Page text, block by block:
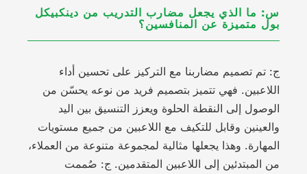
س: ما الذي يجعل مضارب التدريب من دينكبيكل
بول متميزة عن المنافسين؟
ج: تم تصميم مضاربنا مع التركيز على تحسين أداء
اللاعبين. فهي تتميز بتصميم فريد من نوعه يحسّن من
الوصول إلى النقطة الحلوة ويعزز التنسيق بين اليد
والعينين وقابل للتكيف مع اللاعبين من جميع مستويات
المهارة. وهذا يجعلها مثالية لمجموعة متنوعة من العملاء،
من المبتدئين إلى اللاعبين المتقدمين. ج: صُممت